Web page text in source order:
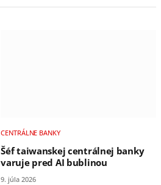
CENTRÁLNE BANKY
Šéf taiwanskej centrálnej banky
varuje pred AI bublinou
9. júla 2026